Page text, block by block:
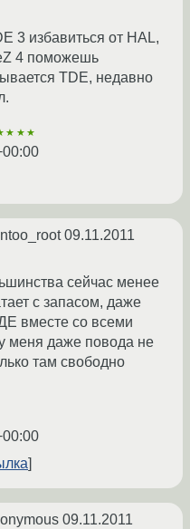
3 избавиться от HAL,
4 поможешь
TDE, недавно
09.11.2011
сейчас менее
с запасом, даже
вместе со всеми
меня даже повода не
там свободно
09.11.2011